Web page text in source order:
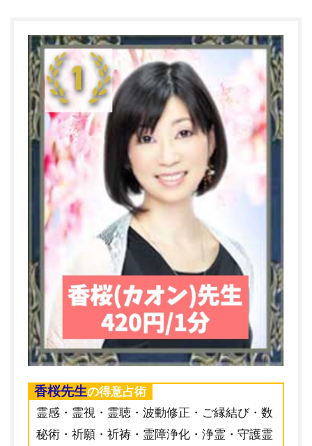
香桜先生の得意占術
霊感・霊視・霊聴・波動修正・ご縁結び・数
秘術・祈願・祈祷・霊障浄化・浄霊・守護霊